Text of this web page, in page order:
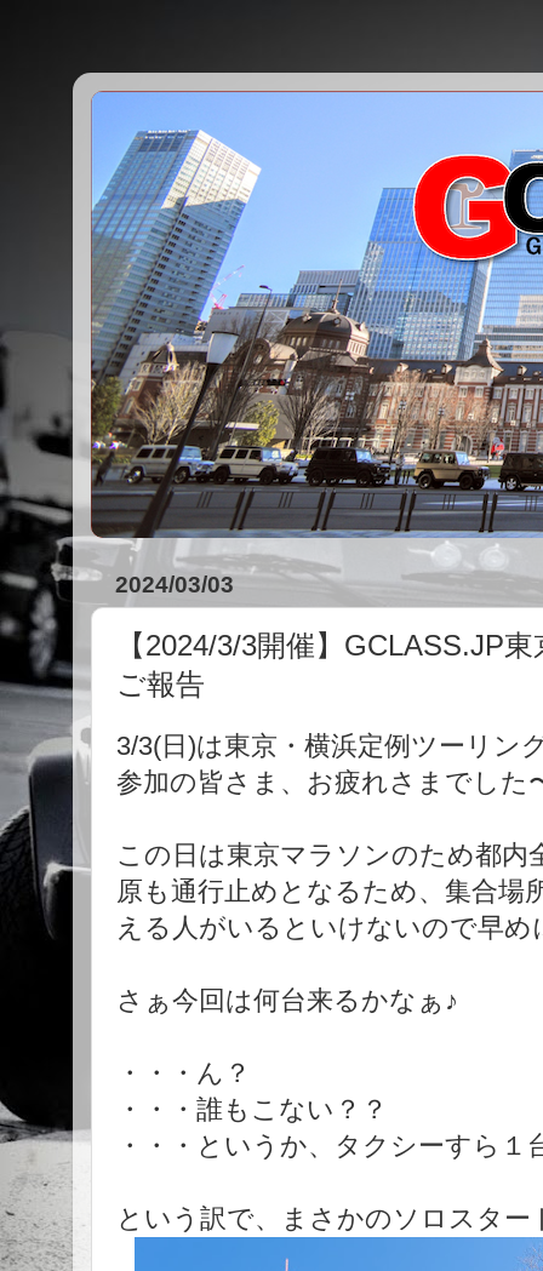
2024/03/03
【2024/3/3開催】GCLASS.JP
ご報告
3/3(日)は東京・横浜定例ツーリン
参加の皆さま、お疲れさまでした
この日は東京マラソンのため都内
原も通行止めとなるため、集合場
える人がいるといけないので早
さぁ今回は何台来るかなぁ♪
・・・ん？
・・・ 誰もこない？？
・・・というか、タクシーすら１
という訳で、まさかのソロスター